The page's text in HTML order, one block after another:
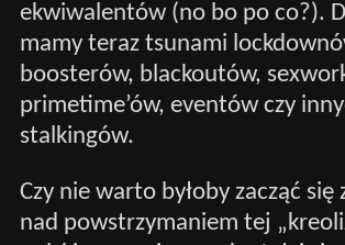
ekwiwalentów (no bo po co?).
mamy teraz tsunami
boosterów, blackoutów,
primetime’ów, eventów czy
stalkingów.
Czy nie warto byłoby zacząć się
nad powstrzymaniem tej